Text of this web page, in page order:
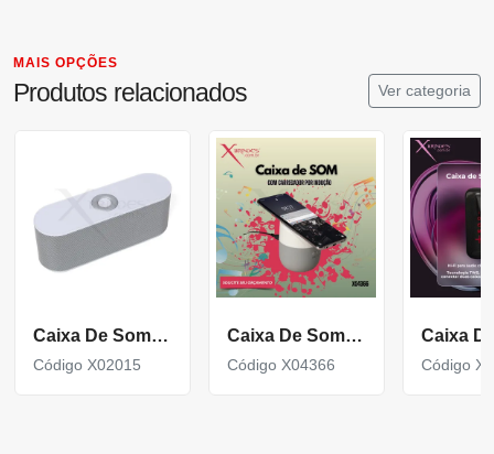
MAIS OPÇÕES
Produtos relacionados Ver categoria
Caixa De Som Bluetooth
Código X02015
Caixa De Som Bluetooth Com Carregador Por Indução X04366
Código X04366 Código